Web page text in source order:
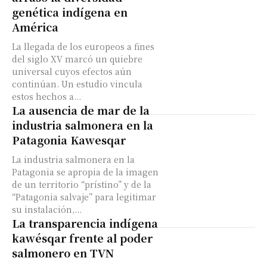
genética indígena en
América
La llegada de los europeos a fines
del siglo XV marcó un quiebre
universal cuyos efectos aún
continúan. Un estudio vincula
estos hechos a...
La ausencia de mar de la
industria salmonera en la
Patagonia Kawesqar
La industria salmonera en la
Patagonia se apropia de la imagen
de un territorio “prístino” y de la
“Patagonia salvaje” para legitimar
su instalación,...
La transparencia indígena
kawésqar frente al poder
salmonero en TVN